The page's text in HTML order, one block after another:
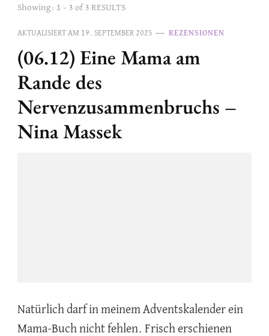
Showing: 1 - 3 of 3 RESULTS
AKTUALISIERT AM 19. SEPTEMBER 2025 REZENSIONEN
(06.12) Eine Mama am
Rande des
Nervenzusammenbruchs –
Nina Massek
Natürlich darf in meinem Adventskalender ein
Mama-Buch nicht fehlen. Frisch erschienen